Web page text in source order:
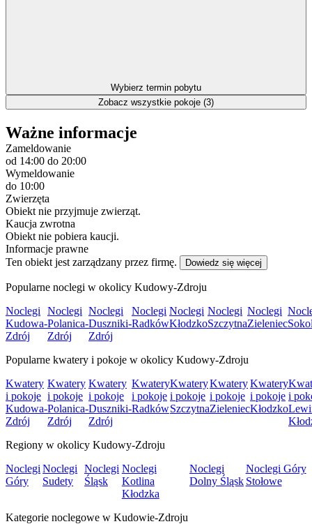
Wybierz termin pobytu
Zobacz wszystkie pokoje (3)
Ważne informacje
Zameldowanie
od 14:00 do 20:00
Wymeldowanie
do 10:00
Zwierzęta
Obiekt nie przyjmuje zwierząt.
Kaucja zwrotna
Obiekt nie pobiera kaucji.
Informacje prawne
Ten obiekt jest zarządzany przez firmę.
Dowiedz się więcej
Popularne noclegi w okolicy Kudowy-Zdroju
Noclegi
Kudowa-
Zdrój
Noclegi
Polanica-
Zdrój
Noclegi
Duszniki-
Zdrój
Noclegi
Radków
Noclegi
Kłodzko
Noclegi
Szczytna
Noclegi
Zieleniec
Popularne kwatery i pokoje w okolicy Kudowy-Zdroju
Kwatery
i pokoje
Kudowa-
Zdrój
Kwatery
i pokoje
Polanica-
Zdrój
Kwatery
i pokoje
Duszniki-
Zdrój
Kwatery
i pokoje
Radków
Kwatery
i pokoje
Szczytna
Kwatery
i pokoje
Zieleniec
Kwatery
i pokoje
Kłodzko
i
Regiony w okolicy Kudowy-Zdroju
Noclegi
Góry
Noclegi
Sudety
Noclegi
Śląsk
Noclegi
Kotlina
Kłodzka
Noclegi
Dolny Śląsk
Noclegi Góry
Stołowe
Kategorie noclegowe w Kudowie-Zdroju